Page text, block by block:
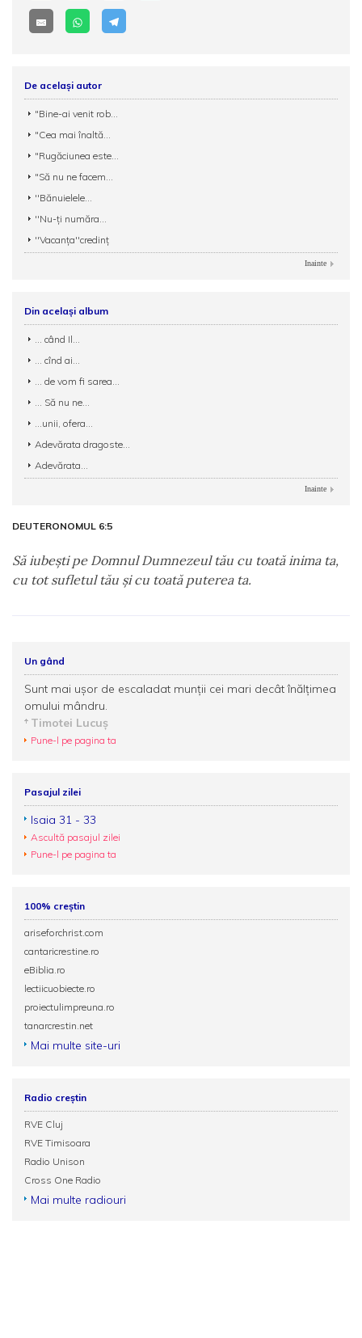
De același autor
"Bine-ai venit rob...
"Cea mai înaltă...
"Rugăciunea este...
"Să nu ne facem...
''Bănuielele...
''Nu-ți număra...
''Vacanța''credinț
Inainte
Din același album
... când Il...
... cînd ai...
... de vom fi sarea...
... Să nu ne...
...unii, ofera...
Adevărata dragoste...
Adevărata...
Inainte
DEUTERONOMUL 6:5
Să iubeşti pe Domnul Dumnezeul tău cu toată inima ta,
cu tot sufletul tău şi cu toată puterea ta.
Un gând
Sunt mai uşor de escaladat munţii cei mari decât înălţimea
omului mândru.
Timotei Lucuş
Pune-l pe pagina ta
Pasajul zilei
Isaia 31 - 33
Ascultă pasajul zilei
Pune-l pe pagina ta
100% creștin
ariseforchrist.com
cantaricrestine.ro
eBiblia.ro
lectiicuobiecte.ro
proiectulimpreuna.ro
tanarcrestin.net
Mai multe site-uri
Radio creștin
RVE Cluj
RVE Timisoara
Radio Unison
Cross One Radio
Mai multe radiouri